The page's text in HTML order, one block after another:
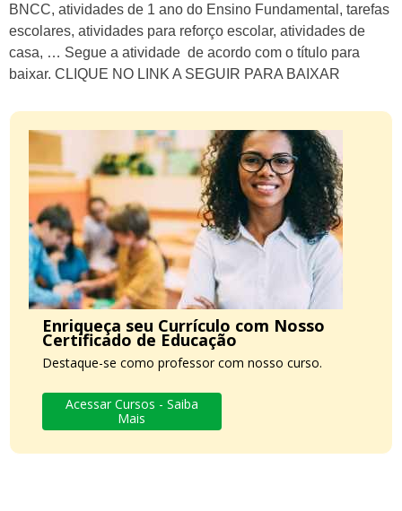
BNCC, atividades de 1 ano do Ensino Fundamental, tarefas
escolares, atividades para reforço escolar, atividades de
casa, … Segue a atividade de acordo com o título para
baixar. CLIQUE NO LINK A SEGUIR PARA BAIXAR
Enriqueça seu Currículo com Nosso
Certificado de Educação
Destaque-se como professor com nosso curso.
Acessar Cursos - Saiba
Mais